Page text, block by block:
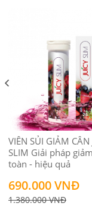
VIÊN SỦI GIẢM CÂN
SLIM Giải pháp
toàn - hiệu quả
690.000 VNĐ
1.380.000 VNĐ